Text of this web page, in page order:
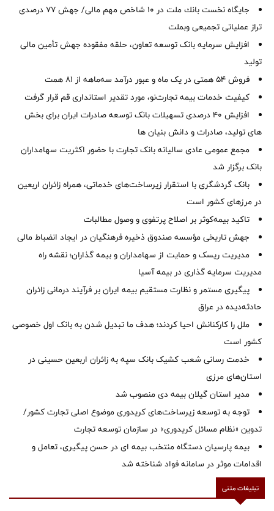
جایگاه نخست بانك ملت در 10 شاخص مهم مالی/ جهش 77 درصدی
تراز عملیاتی تجمیعی وبملت
افزایش سرمایه بانک توسعه تعاون، حلقه مفقوده جهش تأمین مالی
تولید
فروش 54 همتی در یک ماه و عبور درآمد سه‌ماهه از 81 همت
کیفیت خدمات بیمه تجارت‌نو، مورد تقدیر استانداری قم قرار گرفت
افزایش 40 درصدی تسهیلات بانک توسعه صادرات ایران برای بخش
های تولید، صادرات و دانش بنیان ها
مجمع عمومی عادی سالیانه بانک تجارت با حضور اکثریت سهامداران
بانک برگزار شد
بانک گردشگری با استقرار زیرساخت‌های خدماتی، همراه زائران اربعین
در مرزهای کشور است
تاکید بیمه‌کوثر بر اصلاح پرتفوی و وصول مطالبات ‌
جهش تاریخی مؤسسه صندوق ذخیره فرهنگیان در ایجاد انضباط مالی
مدیریت ریسک و حمایت از سهامداران و بیمه گذاران؛ نقشه راه
مدیریت سرمایه گذاری در بیمه آسیا
پیگیری مستمر و نظارت مستقیم بیمه ایران بر فرآیند درمانی زائران
حادثه‌دیده در عراق
ملل را کارکنانش احیا کردند؛ هدف ما تبدیل شدن به بانک اول خصوصی
کشور است
خدمت رسانی شعب کشیک بانک سپه به زائران اربعین حسینی در
استان‌‌های مرزی
‌مدیر استان گیلان بیمه دی منصوب شد
توجه به توسعه زیرساخت‌های کریدوری موضوع اصلی تجارت کشور/
تدوین «نظام مسائل کریدوری» در سازمان توسعه تجارت
بیمه پارسیان دستگاه منتخب بیمه ای در حسن پیگیری، تعامل و
اقدامات موثر در سامانه فواد شناخته شد
تبلیغات متنی